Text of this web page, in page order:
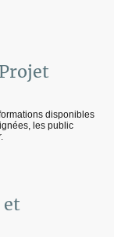
disponibles
les public
et